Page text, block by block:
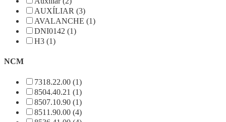
AUXÍLIAR (3)
AVALANCHE (1)
DNI0142 (1)
H3 (1)
NCM
7318.22.00 (1)
8504.40.21 (1)
8507.10.90 (1)
8511.90.00 (4)